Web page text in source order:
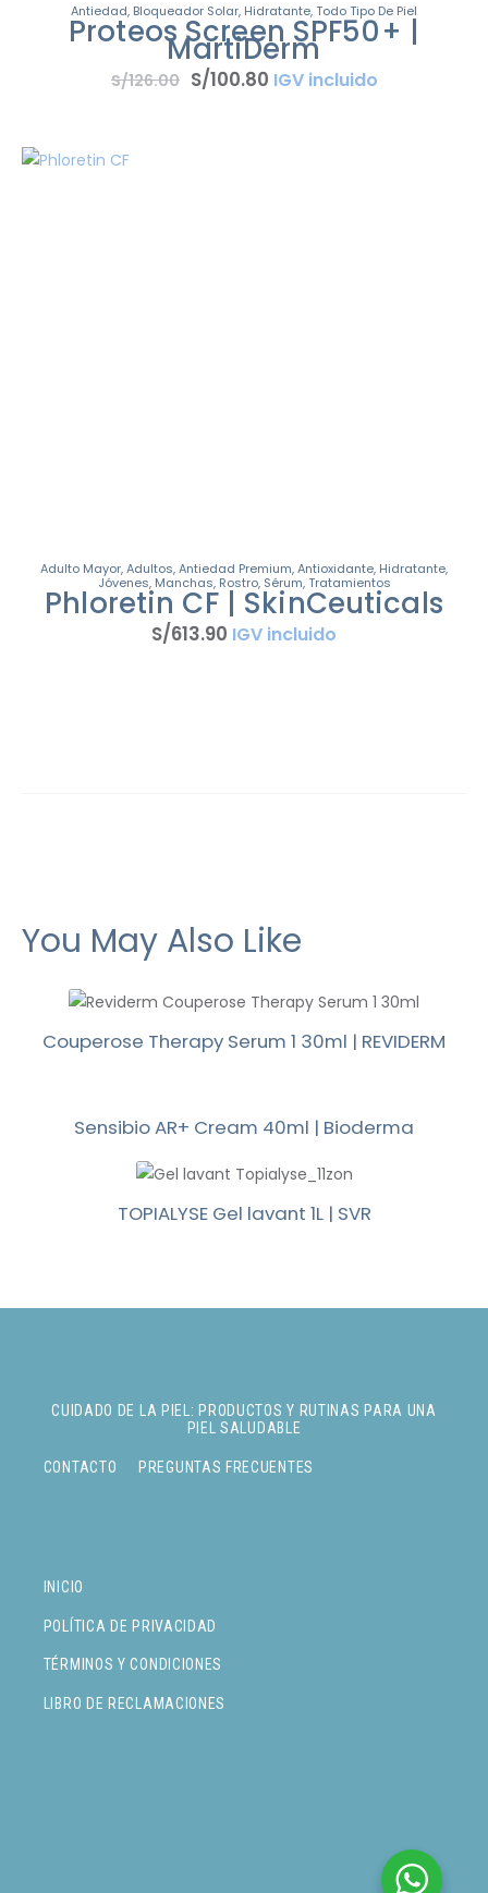
Antiedad, Bloqueador Solar, Hidratante,Todo Tipo De Piel
Proteos Screen SPF50+ |
MartiDerm
S/126.00 S/100.80 IGV incluido
Adulto Mayor,Adultos,Antiedad Premium,Antioxidante, Hidratante,
Jóvenes, Manchas, Rostro, Sérum,Tratamientos
Phloretin CF | SkinCeuticals
S/613.90 IGV incluido
You May Also Like
Couperose Therapy Serum 1 30ml | REVIDERM
Sensibio AR+ Cream 40ml | Bioderma
TOPIALYSE Gel lavant 1L | SVR
INICIO
POLÍTICA DE PRIVACIDAD
TÉRMINOS Y CONDICIONES
LIBRO DE RECLAMACIONES
CUIDADO DE LA PIEL: PRODUCTOS Y RUTINAS PARA UNA
PIEL SALUDABLE
CONTACTO PREGUNTAS FRECUENTES